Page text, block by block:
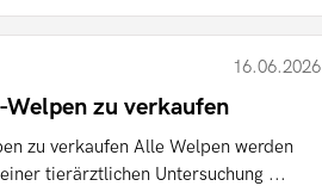
16.06.2026
Welpen zu verkaufen
zu verkaufen Alle Welpen werden
tierärztlichen Untersuchung ...